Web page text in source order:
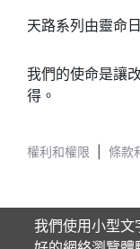
天路系列由靈命
我們的使命是讓
得。
權利和權限 條款
我們使用小型文